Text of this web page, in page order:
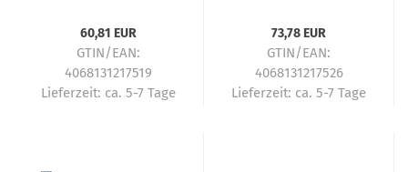
60,81 EUR
GTIN/EAN:
4068131217519
Lieferzeit: ca. 5-7 Tage
73,78 EUR
GTIN/EAN:
4068131217526
Lieferzeit: ca. 5-7 Tage